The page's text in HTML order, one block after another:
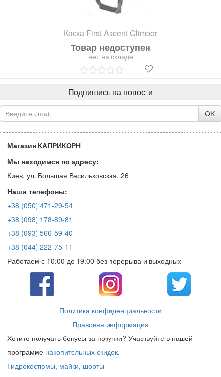
Каска First Ascent Climber
Товар недоступен
нет на складе
Подпишись на новости
OK
Магазин КАПРИКОРН
Мы находимся по адресу:
Киев, ул. Большая Васильковская, 26
Наши телефоны:
+38 (050) 471-29-54
+38 (098) 178-89-81
+38 (093) 566-59-40
+38 (044) 222-75-11
Работаем с 10:00 до 19:00 без перерыва и выходных
Политика конфиденциальности
Правовая информация
Хотите получать бонусы за покупки? Участвуйте в нашей
программе накопительных скидок.
Гидрокостюмы, майки, шорты